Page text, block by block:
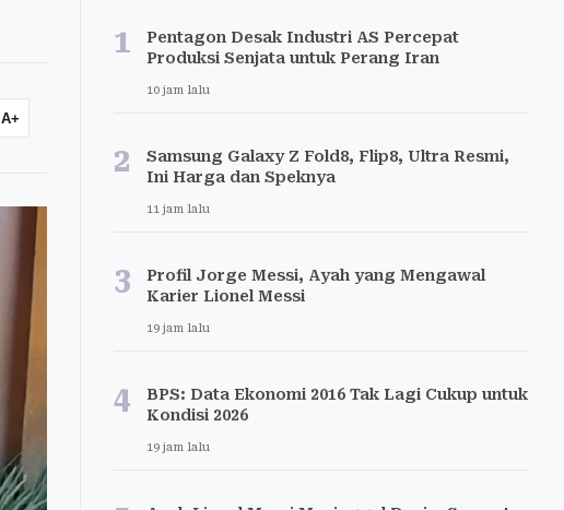
A+
1
Pentagon Desak Industri AS Percepat
Produksi Senjata untuk Perang Iran
10 jam lalu
2
Samsung Galaxy Z Fold8, Flip8, Ultra Resmi,
Ini Harga dan Speknya
11 jam lalu
3
Profil Jorge Messi, Ayah yang Mengawal
Karier Lionel Messi
19 jam lalu
4
BPS: Data Ekonomi 2016 Tak Lagi Cukup untuk
Kondisi 2026
19 jam lalu